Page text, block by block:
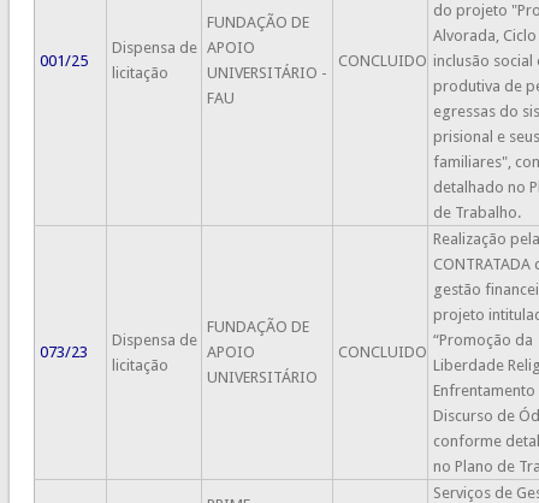
001/25
Dispensa de
licitação
FUNDAÇÃO DE
APOIO
UNIVERSITÁRIO -
FAU
CONCLUIDO
do projeto
Alvorada, Ciclo
inclusão social
produtiva de
egressas do
prisional e seus
familiares",
detalhado no
de Trabalho.
073/23
Dispensa de
licitação
FUNDAÇÃO DE
APOIO
UNIVERSITÁRIO
CONCLUIDO
Realização pela
CONTRATADA
gestão
projeto
“Promoção da
Liberdade
Discurso de
conforme
no Plano de
Serviços de